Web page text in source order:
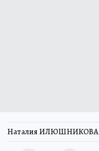
Наталия ИЛЮШНИКОВА